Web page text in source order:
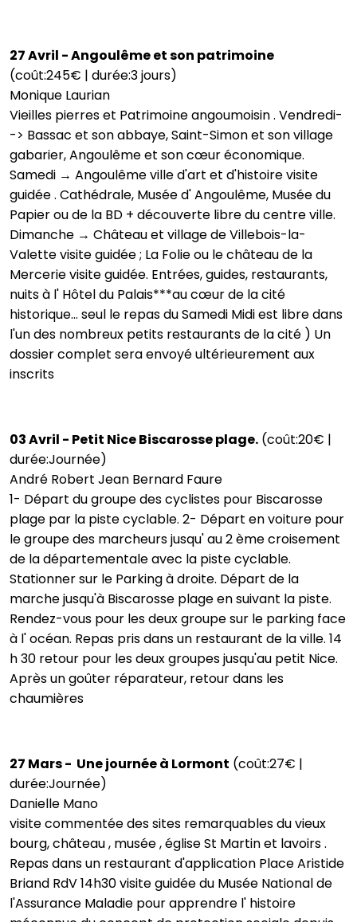
27 Avril - Angoulême et son patrimoine
(coût:245€ | durée:3 jours)
Monique Laurian
Vieilles pierres et Patrimoine angoumoisin . Vendredi-
-> Bassac et son abbaye, Saint-Simon et son village
gabarier, Angoulême et son cœur économique.
Samedi → Angoulême ville d'art et d'histoire visite
guidée . Cathédrale, Musée d' Angoulême, Musée du
Papier ou de la BD + découverte libre du centre ville.
Dimanche → Château et village de Villebois-la-
Valette visite guidée ; La Folie ou le château de la
Mercerie visite guidée. Entrées, guides, restaurants,
nuits à l' Hôtel du Palais***au cœur de la cité
historique... seul le repas du Samedi Midi est libre dans
l'un des nombreux petits restaurants de la cité ) Un
dossier complet sera envoyé ultérieurement aux
inscrits
03 Avril - Petit Nice Biscarosse plage. (coût:20€ |
durée:Journée)
André Robert Jean Bernard Faure
1- Départ du groupe des cyclistes pour Biscarosse
plage par la piste cyclable. 2- Départ en voiture pour
le groupe des marcheurs jusqu' au 2 ème croisement
de la départementale avec la piste cyclable.
Stationner sur le Parking à droite. Départ de la
marche jusqu'à Biscarosse plage en suivant la piste.
Rendez-vous pour les deux groupe sur le parking face
à l' océan. Repas pris dans un restaurant de la ville. 14
h 30 retour pour les deux groupes jusqu'au petit Nice.
Après un goûter réparateur, retour dans les
chaumières
27 Mars - Une journée à Lormont (coût:27€ |
durée:Journée)
Danielle Mano
visite commentée des sites remarquables du vieux
bourg, château , musée , église St Martin et lavoirs .
Repas dans un restaurant d'application Place Aristide
Briand RdV 14h30 visite guidée du Musée National de
l'Assurance Maladie pour apprendre l' histoire